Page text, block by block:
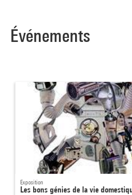
Événements
Exposition
Les bons génies de la vie